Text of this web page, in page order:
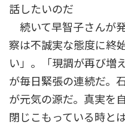
話したいのだ
続いて早智子さんが
察は不誠実な態度に終
い」。「現調が再び増
が毎日緊張の連続だ。
が元気の源だ。真実を
閉じこもっている時と